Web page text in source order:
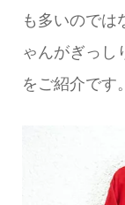
も多いのでは
ゃんがぎっし
をご紹介です。